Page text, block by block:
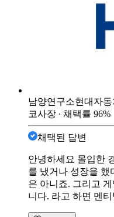
남양연구소현대자동
코사장 ∙ 채택률 96%
채택된 답변
안녕하세요 몰입한
를 냈거나 성장을 했
은 아니죠. 그리고
니다. 라고 하면 멘